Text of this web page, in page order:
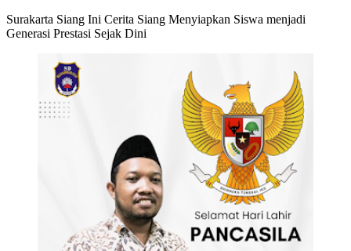
Surakarta Siang Ini Cerita Siang Menyiapkan Siswa menjadi
Generasi Prestasi Sejak Dini